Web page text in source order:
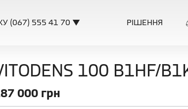
(067) 555 41 70 ▼ РІШЕННЯ
100 B1HF/
000 грн